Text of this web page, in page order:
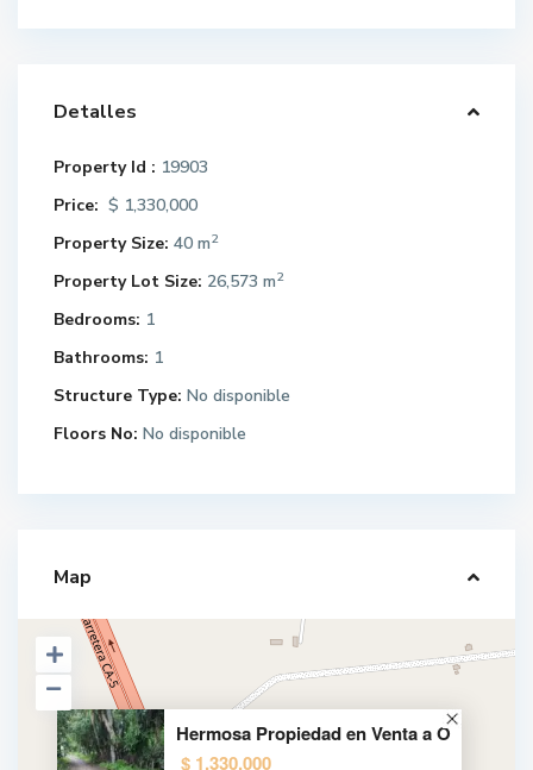
Detalles
Property Id : 19903
Price: $ 1,330,000
Property Size: 40 m2
Property Lot Size: 26,573 m2
Bedrooms: 1
Bathrooms: 1
Structure Type: No disponible
Floors No: No disponible
Map
Hermosa Propiedad en Venta a O
$ 1,330,000